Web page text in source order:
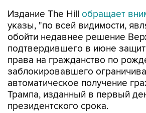
Издание The Hill обращает
указы, "по всей видимости,
обойти недавнее решение
подтвердившего в июне
права на гражданство по
заблокировавшего
автоматическое получение
Трампа, изданный в первый
президентского срока.